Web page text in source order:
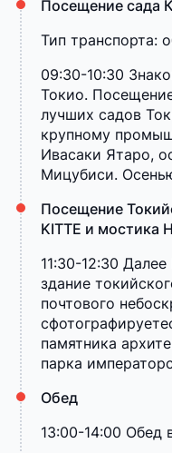
Посещение сада
Тип транспорта:
09:30-10:30
Токио.
лучших садов
крупному
Ивасаки Ятаро,
Мицубиси.
Посещение
KITTE и мостика
11:30-12:30
здание
почтового
памятника
парка
Обед
13:00-14:00 Обед